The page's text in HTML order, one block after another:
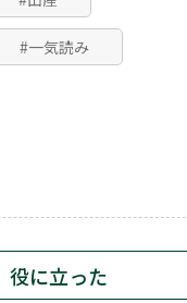
#一気読み
役に立った